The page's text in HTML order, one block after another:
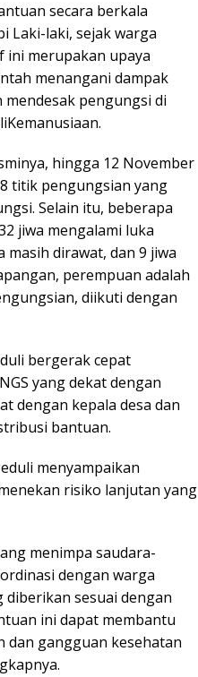
secara berkala
Laki-laki, sejak warga
ini merupakan upaya
menangani dampak
pengungsi di
hingga 12 November
titik pengungsian yang
Selain itu, beberapa
jiwa mengalami luka
masih dirawat, dan 9 jiwa
perempuan adalah
diikuti dengan
bergerak cepat
yang dekat dengan
dengan kepala desa dan
bantuan.
menyampaikan
risiko lanjutan yang
menimpa saudara-
dengan warga
sesuai dengan
ini dapat membantu
dan gangguan kesehatan